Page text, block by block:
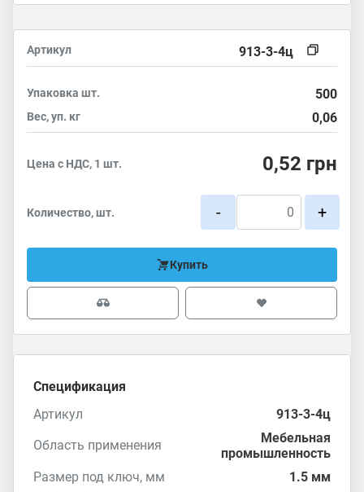
Артикул 913-3-4ц
Упаковка шт. 500
Вес, уп. кг 0,06
Цена с НДС, 1 шт. 0,52 грн
Количество, шт. - +
Купить
Спецификация
Артикул
913-3-4ц
Область применения
Мебельная
промышленность
Размер под ключ, мм
1.5 мм